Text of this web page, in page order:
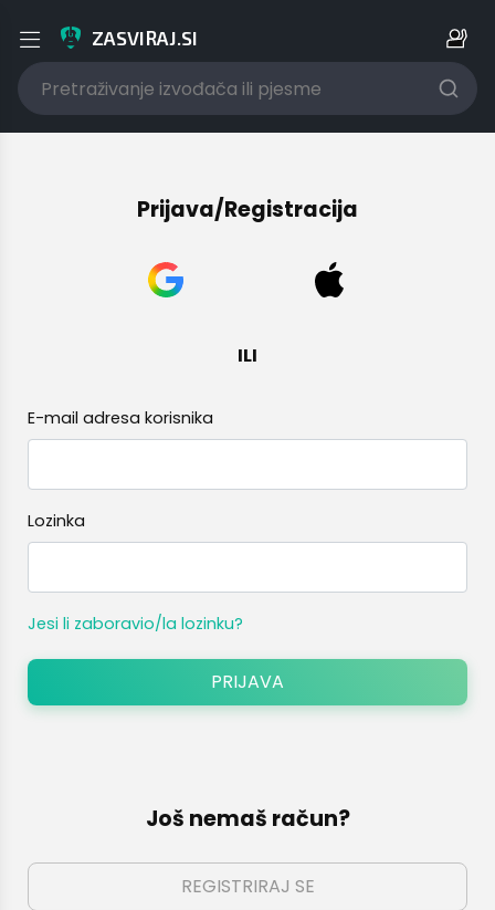
ZASVIRAJ.SI
Prijava/Registracija
E-mail adresa korisnika
Prijava/Registracija
ILI
E-mail adresa korisnika
Lozinka
Jesi li zaboravio/la lozinku?
Još nemaš račun?
REGISTRIRAJ SE